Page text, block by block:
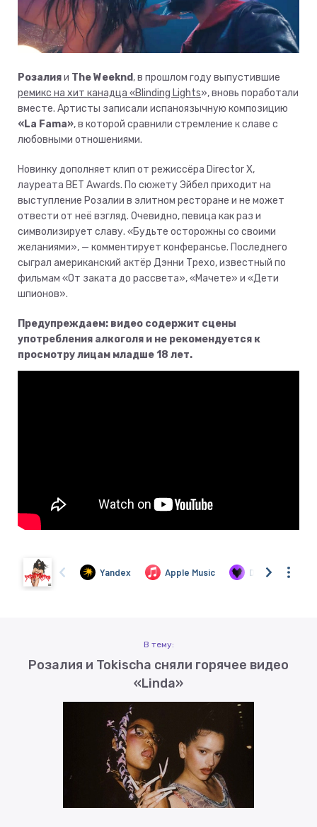
Розалияи The Weeknd, в прошлом году выпустившие
ремикс на хит канадца «Blinding Lights», вновь поработали
вместе. Артисты записали испаноязычную композицию
«La Fama», в которой сравнили стремление к славе с
любовными отношениями.
Новинку дополняет клип от режиссёра Director X,
лауреата BET Awards. По сюжету Эйбел приходит на
выступление Розалии в элитном ресторане и не может
отвести от неё взгляд. Очевидно, певица как раз и
символизирует славу. «Будьте осторожны со своими
желаниями», — комментирует конферансье. Последнего
сыграл американский актёр Дэнни Трехо, известный по
фильмам «От заката до рассвета», «Мачете» и «Дети
шпионов».
Предупреждаем: видео содержит сцены
употребления алкоголя и не рекомендуется к
просмотру лицам младше 18 лет.
В тему:
Розалия и Tokischa сняли горячее видео
«Linda»